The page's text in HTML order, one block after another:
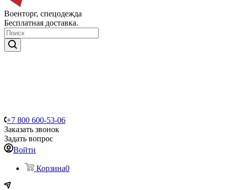
Военторг, спецодежда
Бесплатная доставка.
+7 800 600-53-06
Заказать звонок
Задать вопрос
Войти
Корзина0